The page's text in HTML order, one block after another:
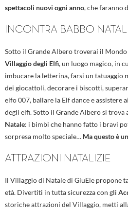
spettacoli nuovi ogni anno, che faranno
INCONTRA BABBO
Sotto il Grande Albero troverai il Mondo
Villaggio degli Elfi, un luogo magico, in
imbucare la letterina, farsi un tatuaggio
dei giocattoli, decorare i biscotti,
elfo 007, ballare la Elf dance e assistere
degli elfi. Sotto il Grande Albero si trova
Natale: i bimbi che hanno fatto i bravi
sorpresa molto speciale… Ma questo è
ATTRAZIONI NATALIZIE
Il Villaggio di Natale di GiuEle propone
età. Divertiti in tutta sicurezza con gli
storiche attrazioni del Villaggio, metti